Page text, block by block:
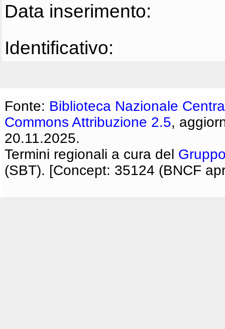
Data inserimento:
Identificativo:
Fonte: Biblioteca Nazionale
Commons Attribuzione 2.5,
20.11.2025.
Termini regionali a cura del
(SBT). [Concept: 35124 (BNCF